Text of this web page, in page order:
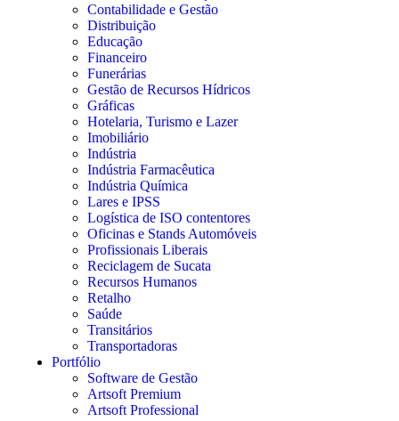
Contabilidade e Gestão
Distribuição
Educação
Financeiro
Funerárias
Gestão de Recursos Hídricos
Gráficas
Hotelaria, Turismo e Lazer
Imobiliário
Indústria
Indústria Farmacêutica
Indústria Química
Lares e IPSS
Logística de ISO contentores
Oficinas e Stands Automóveis
Profissionais Liberais
Reciclagem de Sucata
Recursos Humanos
Retalho
Saúde
Transitários
Transportadoras
Portfólio
Software de Gestão
Artsoft Premium
Artsoft Professional